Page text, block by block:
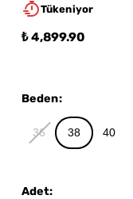
Tükeniyor
₺ 4,899.90
Beden:
36 38 40
Adet: